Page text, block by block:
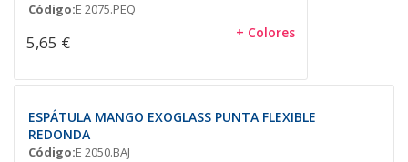
Código:E 2075.PEQ
5,65 € + Colores
ESPÁTULA MANGO EXOGLASS PUNTA FLEXIBLE
REDONDA
Código:E 2050.BAJ